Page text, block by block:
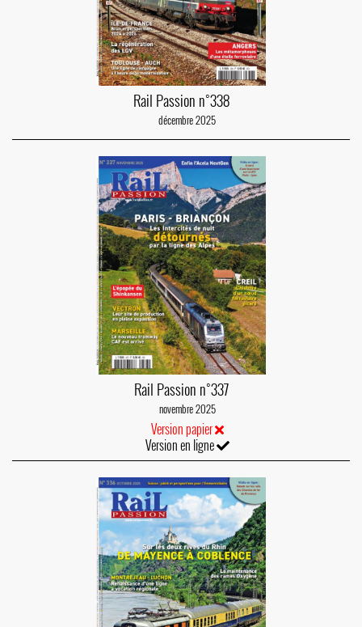
Rail Passion n°338
décembre 2025
Rail Passion n°337
novembre 2025
Version papier
Version en ligne